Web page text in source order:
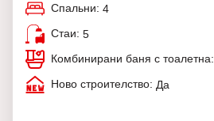
Спальни: 4
Стаи: 5
Комбинирани баня с тоалетна:
Ново строителство: Да